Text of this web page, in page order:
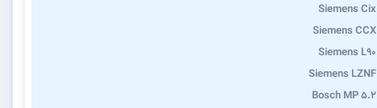
Siemens Cix
Siemens CCX
Siemens L90
Siemens LZNF
Bosch MP 5.2